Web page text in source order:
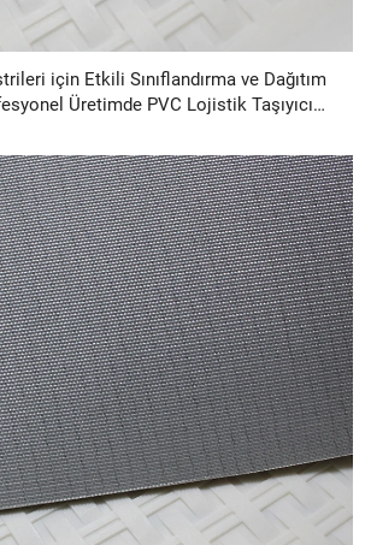
için Etkili Sınıflandırma ve Dağıtım
Üretimde PVC Lojistik Taşıyıcı